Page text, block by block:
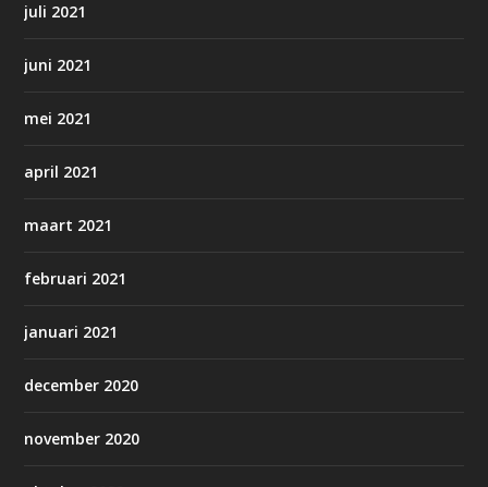
juli 2021
juni 2021
mei 2021
april 2021
maart 2021
februari 2021
januari 2021
december 2020
november 2020